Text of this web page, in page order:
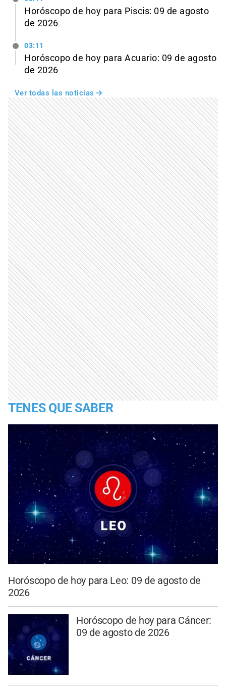
Horóscopo de hoy para Piscis: 09 de agosto
de 2026
03:11
Horóscopo de hoy para Acuario: 09 de agosto
de 2026
Ver todas las noticias
TENES QUE SABER
Horóscopo de hoy para Leo: 09 de agosto de
2026
Horóscopo de hoy para Cáncer:
09 de agosto de 2026